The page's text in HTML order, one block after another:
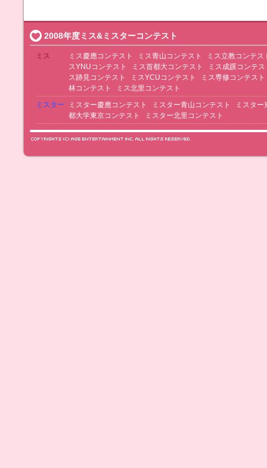
2008年度ミス&ミスターコンテスト
ミス ミス慶應コンテスト ミス青山コンテスト
ミス立教コンテス
スYNUコンテスト
ミス首都大コンテスト
ミス成蹊コンテス
ス跡見コンテスト
ミスYCUコンテスト
ミス専修コンテスト
林コンテスト
ミス北里コンテスト
ミスター
ミスター慶應コンテスト ミスター青山コンテスト
ミスター
都大学東京コンテスト
ミスター北里コンテスト